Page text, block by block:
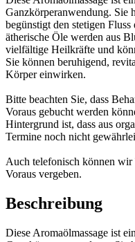
Ganzkörperanwendung. Sie
begünstigt den stetigen
ätherische Öle werden aus
vielfältige Heilkräfte und
Sie können beruhigend,
Körper einwirken.
Bitte beachten Sie, dass
Voraus gebucht werden
Hintergrund ist, dass aus
Termine noch nicht
Auch telefonisch können
Voraus vergeben.
Beschreibung
Diese Aromaölmassage ist